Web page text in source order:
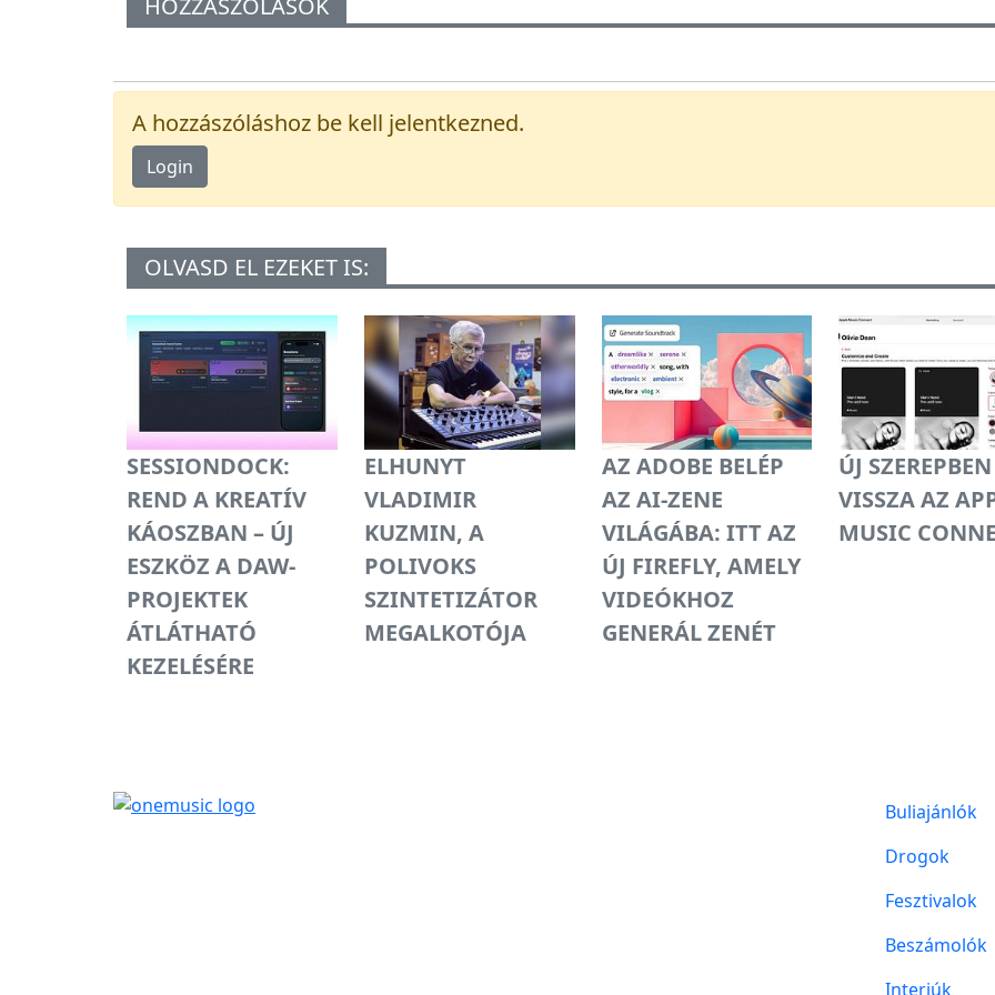
A hozzászóláshoz be kell jelentkezned.
Login
OLVASD EL EZEKET IS:
SESSIONDOCK:
REND A KREATÍV
KÁOSZBAN – ÚJ
ESZKÖZ A DAW-
PROJEKTEK
ÁTLÁTHATÓ
KEZELÉSÉRE
ELHUNYT
VLADIMIR
KUZMIN, A
POLIVOKS
SZINTETIZÁTOR
MEGALKOTÓJA
AZ ADOBE BELÉP
AZ AI-ZENE
VILÁGÁBA: ITT AZ
ÚJ FIREFLY, AMELY
VIDEÓKHOZ
GENERÁL ZENÉT
ÚJ
VISSZA AZ
MUSIC
Buliajánlók
Drogok
Fesztivalok
Beszámolók
Interjúk